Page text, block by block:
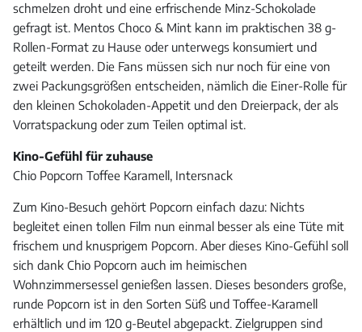
schmelzen droht und eine erfrischende Minz-Schokolade
gefragt ist. Mentos Choco & Mint kann im praktischen 38 g-
Rollen-Format zu Hause oder unterwegs konsumiert und
geteilt werden. Die Fans müssen sich nur noch für eine von
zwei Packungsgrößen entscheiden, nämlich die Einer-Rolle für
den kleinen Schokoladen-Appetit und den Dreierpack, der als
Vorratspackung oder zum Teilen optimal ist.
Kino-Gefühl für zuhause
Chio Popcorn Toffee Karamell, Intersnack
Zum Kino-Besuch gehört Popcorn einfach dazu: Nichts
begleitet einen tollen Film nun einmal besser als eine Tüte mit
frischem und knusprigem Popcorn. Aber dieses Kino-Gefühl soll
sich dank Chio Popcorn auch im heimischen
Wohnzimmersessel genießen lassen. Dieses besonders große,
runde Popcorn ist in den Sorten Süß und Toffee-Karamell
erhältlich und im 120 g-Beutel abgepackt. Zielgruppen sind